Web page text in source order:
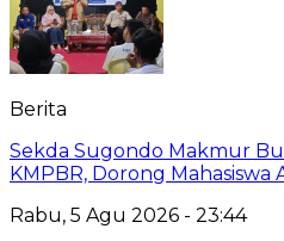
Berita
Sekda Sugondo Makmur
KMPBR, Dorong
Rabu, 5 Agu 2026 - 23:44